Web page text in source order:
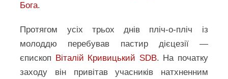
Бога.
Протягом усіх трьох днів пліч-о-пліч із
молоддю перебував пастир дієцезії —
єпископ Віталій Кривицький SDB. На початку
заходу він привітав учасників натхненним